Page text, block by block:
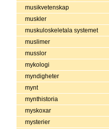
musikvetenskap
muskler
muskuloskeletala systemet
muslimer
musslor
mykologi
myndigheter
mynt
mynthistoria
myskoxar
mysterier